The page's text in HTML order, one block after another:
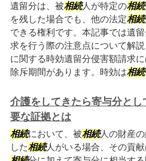
遺留分は、被相続人が特定の相続
を残した場合でも、他の法定相続
できる権利です。本記事では遺
求を行う際の注意点について解
に関する時効遺留分侵害額請求
除斥期間があります。時効は相続
介護をしてきたら寄与分と
要な証拠とは
相続において、被相続人の財産
した相続人がいる場合、その貢